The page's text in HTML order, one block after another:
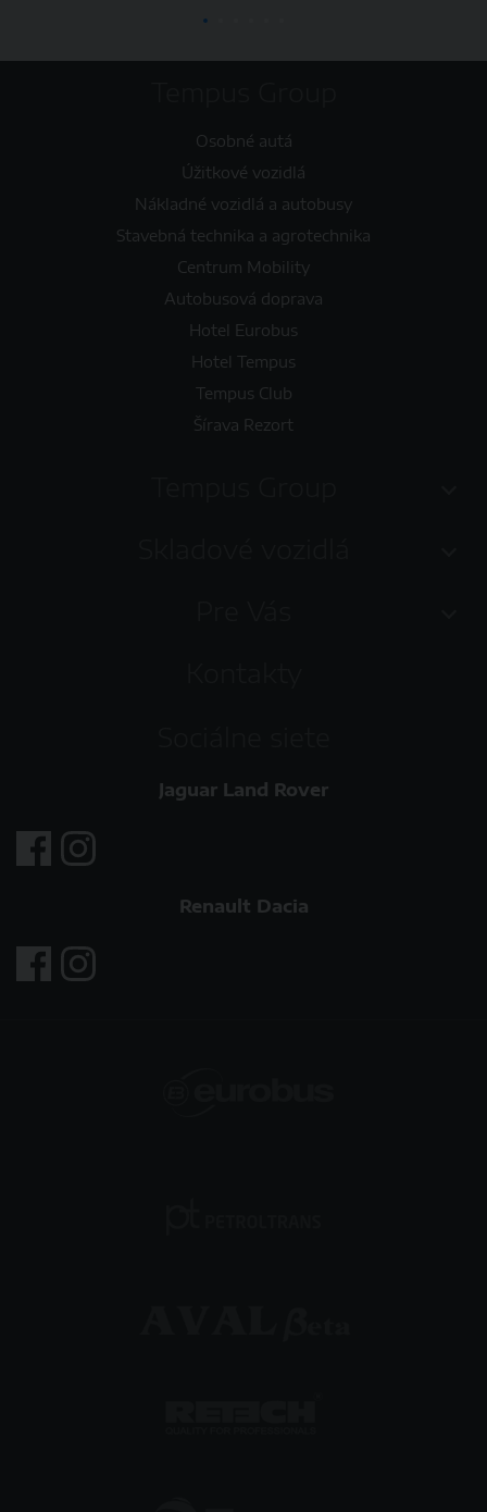
Osobné autá
Úžitkové vozidlá
Nákladné vozidlá a autobusy
Stavebná technika a agrotechnika
Centrum Mobility
Autobusová doprava
Hotel Eurobus
Hotel Tempus
Tempus Club
Šírava Rezort
Jaguar Land Rover
Renault Dacia